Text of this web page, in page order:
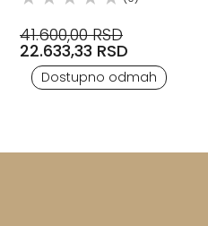
41.600,00 RSD
22.633,33 RSD
Dostupno odmah